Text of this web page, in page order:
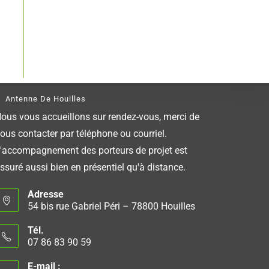
Antenne De Houilles
vous accueillons sur rendez-vous, merci de
contacter par téléphone ou courriel.
des porteurs de projet est
aussi bien en présentiel qu'à distance.
Adresse
54 bis rue Gabriel Péri – 78800 Houilles
Tél.
07 86 83 90 59
E-mail :